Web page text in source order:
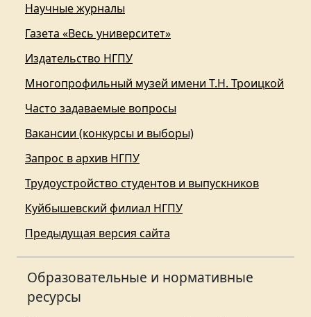
Научные журналы
Газета «Весь университет»
Издательство НГПУ
Многопрофильный музей имени Т.Н. Троицкой
Часто задаваемые вопросы
Вакансии (конкурсы и выборы)
Запрос в архив НГПУ
Трудоустройство студентов и выпускников
Куйбышевский филиал НГПУ
Предыдущая версия сайта
Образовательные и нормативные
ресурсы